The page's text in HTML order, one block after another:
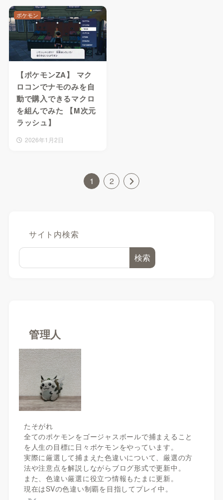
【ポケモンZA】 マク
ロコンでナモのみを自
動で購入できるマクロ
を組んでみた 【M次元
ラッシュ】
2026年1月2日
ポケモン
1 2
サイト内検索
検索
管理人
たそがれ
全てのポケモンをゴージャスボールで捕まえること
を人生の目標に日々ポケモンをやっています。
実際に厳選して捕まえた色違いについて、厳選の方
法や注意点を解説しながらブログ形式で更新中。
また、色違い厳選に役立つ情報もたまに更新。
現在はSVの色違い制覇を目指してプレイ中。